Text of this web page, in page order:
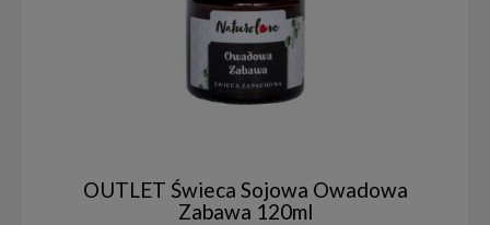
OUTLET Świeca Sojowa Owadowa
Zabawa 120ml